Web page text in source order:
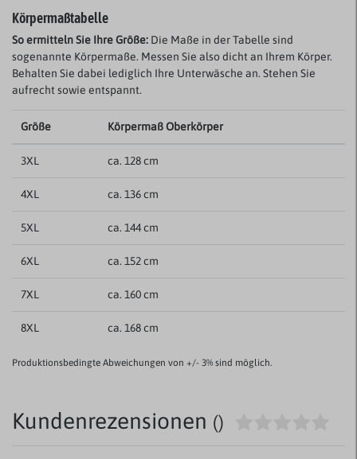
Körpermaßtabelle
So ermitteln Sie Ihre Größe: Die Maße in der Tabelle sind
sogenannte Körpermaße. Messen Sie also dicht an Ihrem Körper.
Behalten Sie dabei lediglich Ihre Unterwäsche an. Stehen Sie
aufrecht sowie entspannt.
Größe Körpermaß Oberkörper
3XL ca. 128 cm
4XL ca. 136 cm
5XL ca. 144 cm
6XL ca. 152 cm
7XL ca. 160 cm
8XL ca. 168 cm
Produktionsbedingte Abweichungen von +/- 3% sind möglich.
Kundenrezensionen ()